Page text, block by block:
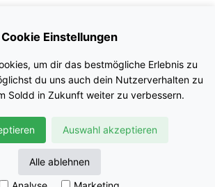
Cookie Einstellungen
um dir das bestmögliche Erlebnis zu
du uns auch dein Nutzerverhalten zu
Soldd in Zukunft weiter zu verbessern.
Auswahl akzeptieren
Alle ablehnen